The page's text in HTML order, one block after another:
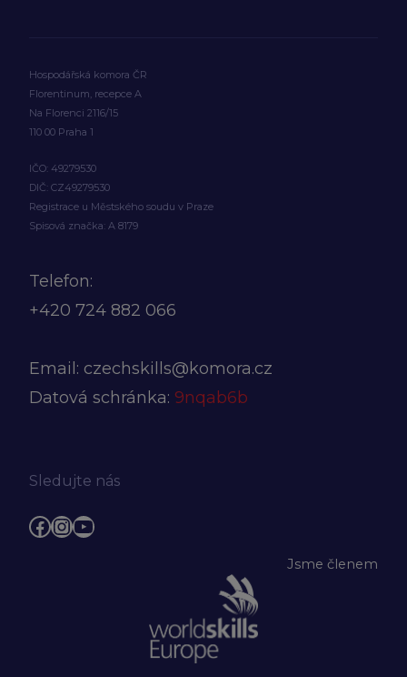
Hospodářská komora ČR
Florentinum, recepce A
Na Florenci 2116/15
110 00 Praha 1
IČO: 49279530
DIČ: CZ49279530
Registrace u Městského soudu v Praze
Spisová značka: A 8179
Telefon:
+420 724 882 066
Email: czechskills@komora.cz
Datová schránka: 9nqab6b
Sledujte nás
Facebook
Instagram
YouTube
Jsme členem